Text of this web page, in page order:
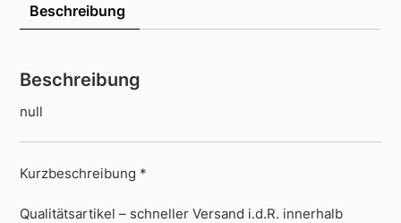
Beschreibung
Beschreibung
null
Kurzbeschreibung *
Qualitätsartikel – schneller Versand i.d.R. innerhalb